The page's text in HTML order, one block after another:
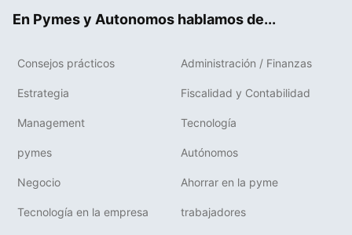
En Pymes y Autonomos hablamos de...
Consejos prácticos Administración / Finanzas
Estrategia Fiscalidad y Contabilidad
Management Tecnología
pymes Autónomos
Negocio Ahorrar en la pyme
Tecnología en la empresa trabajadores